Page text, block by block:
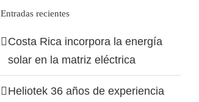
Entradas recientes
Costa Rica incorpora la energía
solar en la matriz eléctrica
Heliotek 36 años de experiencia